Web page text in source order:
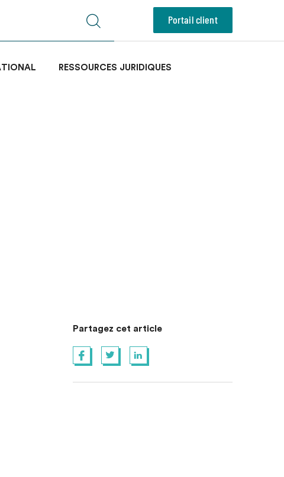
Portail client
RESSOURCES JURIDIQUES
Partagez cet article